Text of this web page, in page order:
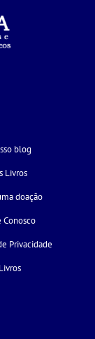
blog
Livros
doação
Conosco
Privacidade
Livros